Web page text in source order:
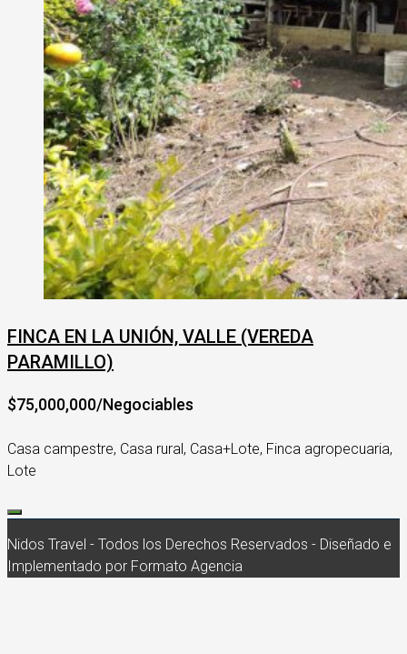
FINCA EN LA UNIÓN, VALLE (VEREDA
PARAMILLO)
$75,000,000/Negociables
Casa campestre, Casa rural, Casa+Lote, Finca agropecuaria,
Lote
Nidos Travel - Todos los Derechos Reservados - Diseñado e
Implementado por Formato Agencia